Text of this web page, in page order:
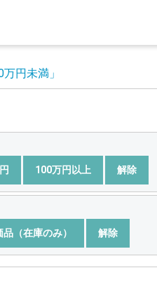
円未満」
100万円以上 解除
品（在庫のみ） 解除